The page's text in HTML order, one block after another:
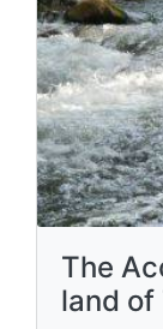
The
land